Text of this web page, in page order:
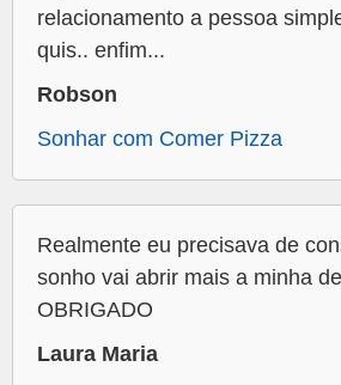
relacionamento a pessoa
quis.. enfim...
Robson
Sonhar com Comer Pizza
Realmente eu precisava de
sonho vai abrir mais a minha
OBRIGADO
Laura Maria